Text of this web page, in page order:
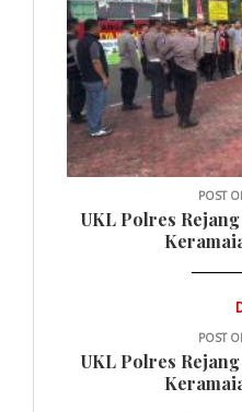
POST
UKL Polres
POST
UKL Polres